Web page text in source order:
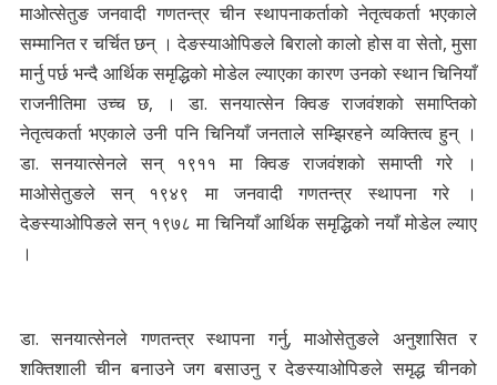
माओत्सेतुङ जनवादी गणतन्त्र चीन स्थापनाकर्ताको नेतृत्वकर्ता भएकाले
सम्मानित र चर्चित छन् । देङस्याओपिङले बिरालो कालो होस वा सेतो, मुसा
मार्नु पर्छ भन्दै आर्थिक समृद्धिको मोडेल ल्याएका कारण उनको स्थान चिनियाँ
राजनीतिमा उच्च छ, । डा. सनयात्सेन क्विङ राजवंशको समाप्तिको
नेतृत्वकर्ता भएकाले उनी पनि चिनियाँ जनताले सम्झिरहने व्यक्तित्व हुन् ।
डा. सनयात्सेनले सन् १९११ मा क्विङ राजवंशको समाप्ती गरे ।
माओसेतुङले सन् १९४९ मा जनवादी गणतन्त्र स्थापना गरे ।
देङस्याओपिङले सन् १९७८ मा चिनियाँ आर्थिक समृद्धिको नयाँ मोडेल ल्याए
।
डा. सनयात्सेनले गणतन्त्र स्थापना गर्नु, माओसेतुङले अनुशासित र
शक्तिशाली चीन बनाउने जग बसाउनु र देङस्याओपिङले समृद्ध चीनको